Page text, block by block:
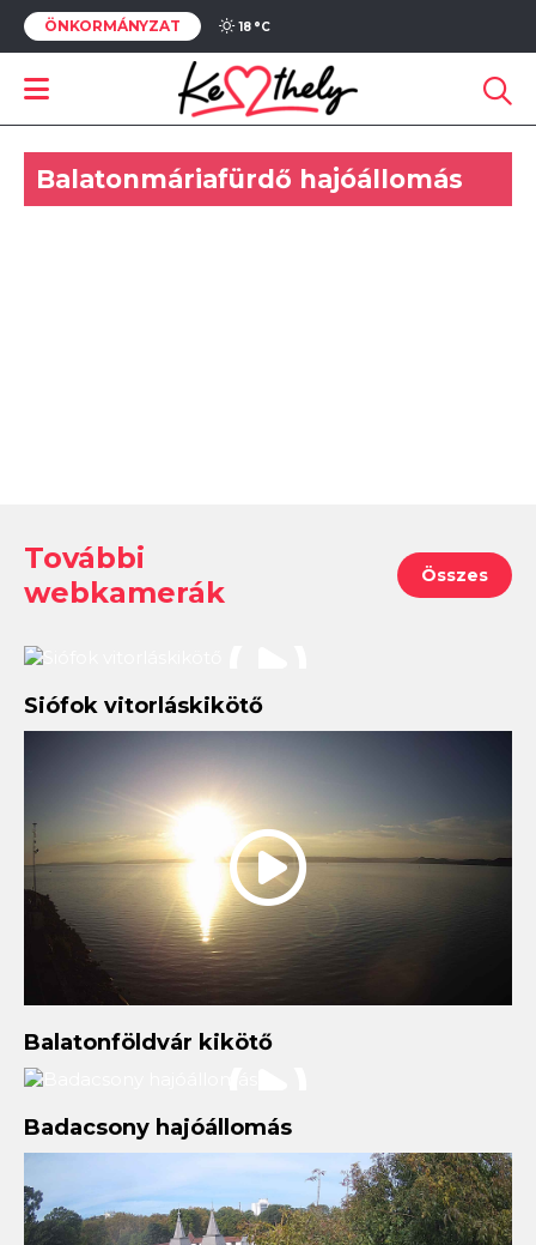
ÖNKORMÁNYZAT 18 °C
Balatonmáriafürdő hajóállomás
További
webkamerák
Összes
Siófok vitorláskikötő
Balatonföldvár kikötő
Badacsony hajóállomás